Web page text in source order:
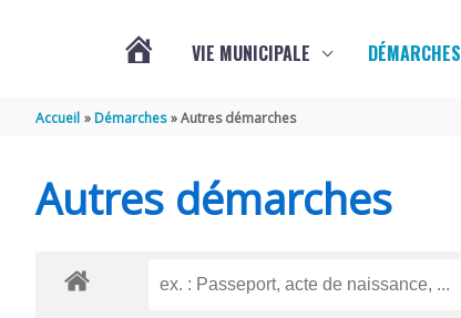
VIE MUNICIPALE DÉMARCHES
Accueil Démarches Autres démarches
Autres démarches